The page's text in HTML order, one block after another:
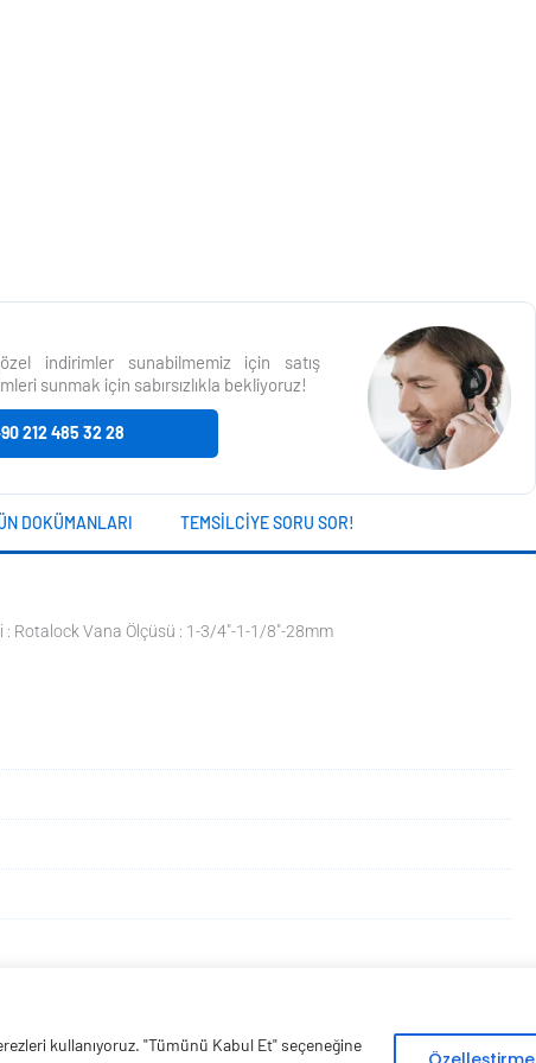
kullanıyoruz. "Tümünü Kabul Et" seçeneğine
indirimler sunabilmemiz için satış
sunmak için sabırsızlıkla bekliyoruz!
212 485 32 28
DOKÜMANLARI TEMSILCIYE SORU SOR!
: Rotalock Vana Ölçüsü : 1-3/4"-1-1/8"-28mm
© 2026 Esen Isıtma Soğutma İnşaat Ltd Şti | Tüm Hakları Saklıdır.